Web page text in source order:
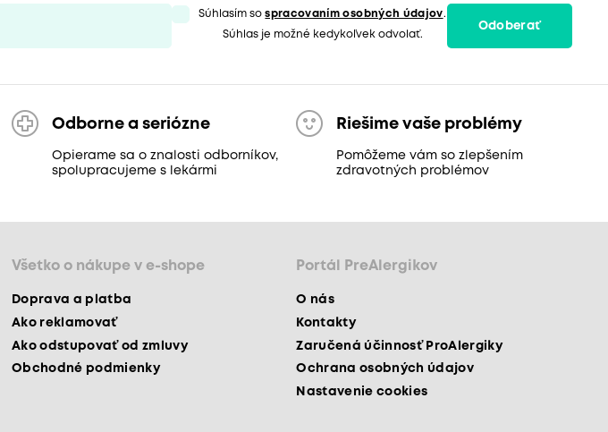
Súhlasím sospracovaním osobných údajov.
Súhlas je možné kedykoľvek odvolať.
Odoberať
Odborne a seriózne
Opierame sa o znalosti odborníkov,
spolupracujeme s lekármi
Riešime vaše problémy
Pomôžeme vám so zlepšením
zdravotných problémov
Všetko o nákupe v e-shope
Doprava a platba
Ako reklamovať
Ako odstupovať od zmluvy
Obchodné podmienky
Portál PreAlergikov
O nás
Kontakty
Zaručená účinnosť ProAlergiky
Ochrana osobných údajov
Nastavenie cookies